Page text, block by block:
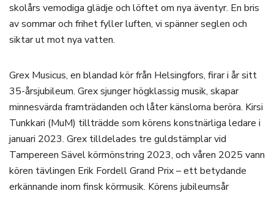
skolårs vemodiga glädje och löftet om nya äventyr. En bris
av sommar och frihet fyller luften, vi spänner seglen och
siktar ut mot nya vatten.
Grex Musicus, en blandad kör från Helsingfors, firar i år sitt
35-årsjubileum. Grex sjunger högklassig musik, skapar
minnesvärda framträdanden och låter känslorna beröra. Kirsi
Tunkkari (MuM) tillträdde som körens konstnärliga ledare i
januari 2023. Grex tilldelades tre guldstämplar vid
Tampereen Sävel körmönstring 2023, och våren 2025 vann
kören tävlingen Erik Fordell Grand Prix – ett betydande
erkännande inom finsk körmusik. Körens jubileumsår